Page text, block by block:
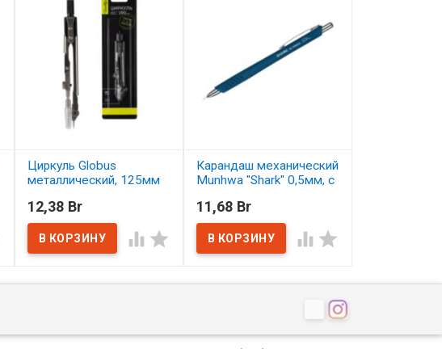
Циркуль Globus
металлический, 125мм
В наличии
12,38 Br
 
Карандаш механический
Munhwa "Shark" 0,5мм, с
В наличии
11,68 Br
 